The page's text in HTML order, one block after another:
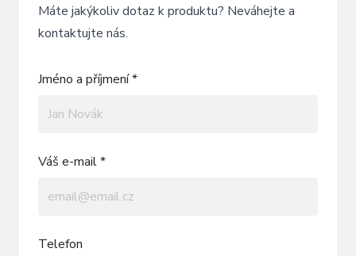
Máte jakýkoliv dotaz k produktu? Neváhejte a
kontaktujte nás.
Jméno a příjmení *
Váš e-mail *
Telefon